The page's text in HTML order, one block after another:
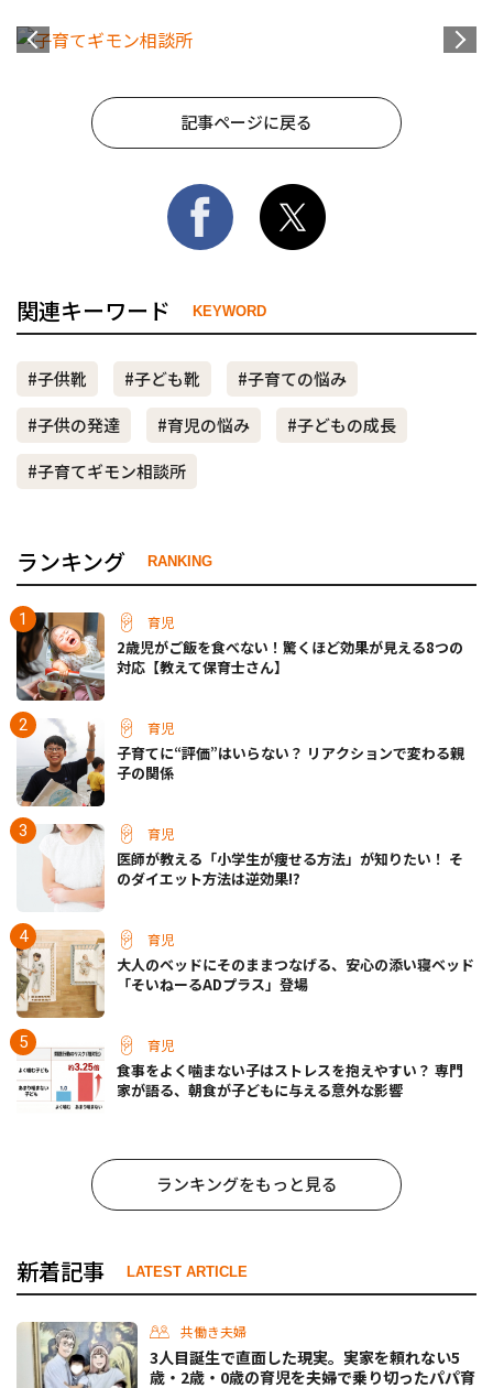
記事ページに戻る
関連キーワード KEYWORD
#子供靴 #子ども靴
#子育ての悩み
#子供の発達
#育児の悩み
#子どもの成長
#子育てギモン相談所
ランキング RANKING
育児
2歳児がご飯を食べない！驚くほど効果が見える8つの
対応【教えて保育士さん】
育児
子育てに“評価”はいらない？ リアクションで変わる親
子の関係
育児
医師が教える「小学生が痩せる方法」が知りたい！ そ
のダイエット方法は逆効果!?
育児
大人のベッドにそのままつなげる、安心の添い寝ベッド
「そいねーるADプラス」登場
育児
食事をよく噛まない子はストレスを抱えやすい？ 専門
家が語る、朝食が子どもに与える意外な影響
ランキングをもっと見る
新着記事 LATEST ARTICLE
共働き夫婦
3人目誕生で直面した現実。実家を頼れない5
歳・2歳・0歳の育児を夫婦で乗り切ったパパ育